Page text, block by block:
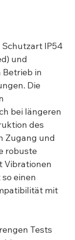
IP54
und
in
Die
bei längeren
des
Zugang und
robuste
Vibrationen
einen
mit
Tests